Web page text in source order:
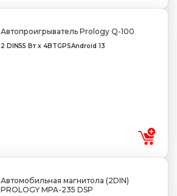
Автопроигрыватель Prology Q-100
2 DIN55 Вт х 4BTGPSAndroid 13
Автомобильная магнитола (2DIN)
PROLOGY MPA-235 DSP